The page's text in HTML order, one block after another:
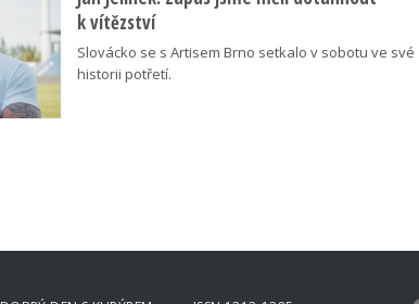
k vítězství
Slovácko se s Artisem Brno setkalo v sobotu ve své
historii potřetí.